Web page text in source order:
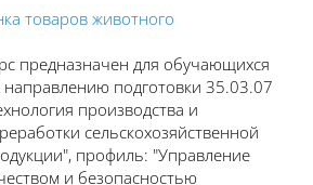
товаров животного
предназначен для обучающихся
направлению подготовки 35.03.07
производства и
сельскохозяйственной
профиль: "Управление
и безопасностью